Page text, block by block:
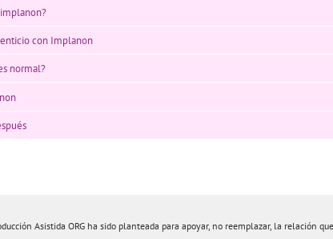
con Implanon
normal?
Asistida ORG ha sido planteada para apoyar, no reemplazar, la relación